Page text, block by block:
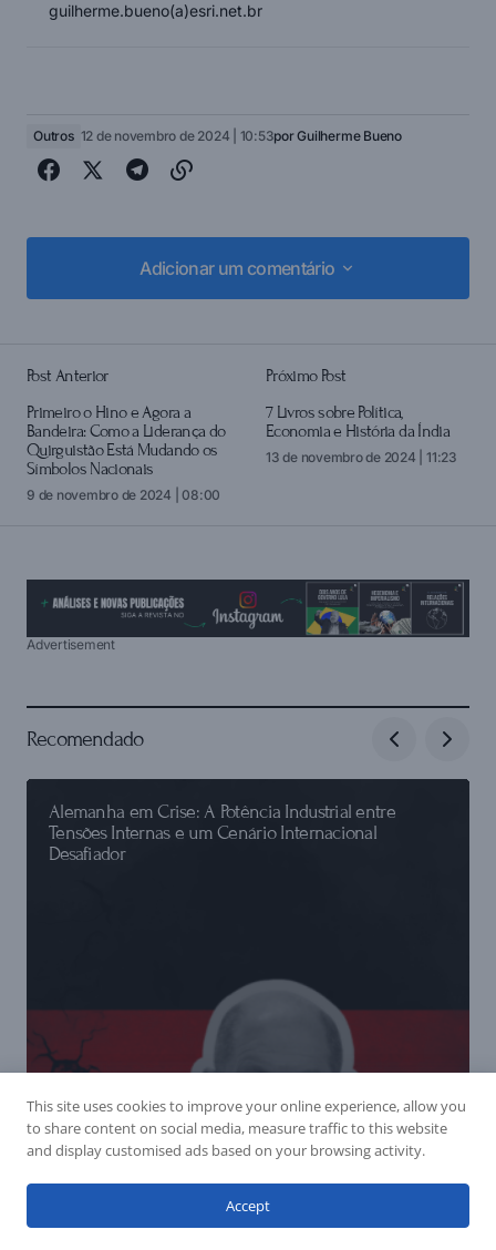
guilherme.bueno(a)esri.net.br
Outros 12 de novembro de 2024 | 10:53porGuilherme Bueno
Adicionar um comentário
Adicionar um comentário
Post Anterior
Primeiro o Hino e Agora a
Bandeira: Como a Liderança do
Quirguistão Está Mudando os
Símbolos Nacionais
9 de novembro de 2024 | 08:00
Próximo Post
7 Livros sobre Política,
Economia e História da Índia
13 de novembro de 2024 | 11:23
Advertisement
Recomendado
Alemanha em Crise: A Potência Industrial entre
Tensões Internas e um Cenário Internacional
Desafiador
This site uses cookies to improve your online experience, allow you
to share content on social media, measure traffic to this website
and display customised ads based on your browsing activity.
Accept